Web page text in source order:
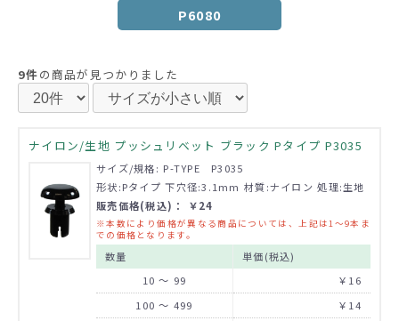
P6080
9件の商品が見つかりました
ナイロン/生地 プッシュリベット ブラック Pタイプ P3035
サイズ/規格: P-TYPE P3035
形状:Pタイプ 下穴径:3.1mm 材質:ナイロン 処理:生地
販売価格(税込)： ￥24
※本数により価格が異なる商品については、上記は1～9本ま
での価格となります。
数量
単価(税込)
10 ～ 99
￥16
100 ～ 499
￥14